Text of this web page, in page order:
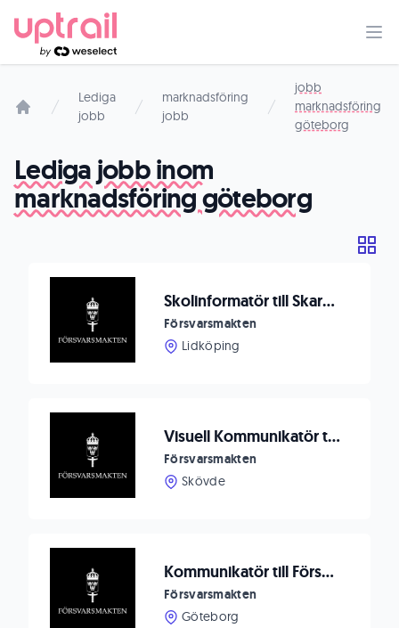
Lediga
jobb
marknadsföring
jobb
jobb
marknadsföring
göteborg
Lediga jobb inom
marknadsföring göteborg
Skolinformatör till Skaraborgs flygflottilj F 7
Försvarsmakten
Lidköping
Visuell Kommunikatör till Träningsenheten, Markstridsskolan
Försvarsmakten
Skövde
Kommunikatör till Försvarsmedicincentrum
Försvarsmakten
Göteborg